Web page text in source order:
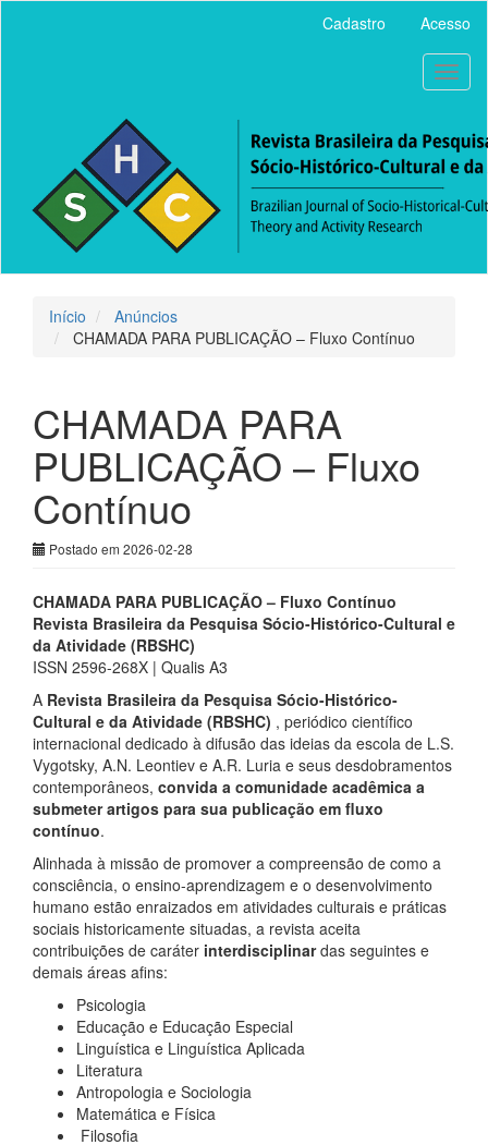
Navegação
Principal
Conteúdo
principal
Barra
Lateral
Cadastro Acesso
Início
Anúncios
CHAMADA PARA PUBLICAÇÃO – Fluxo Contínuo
CHAMADA PARA
PUBLICAÇÃO – Fluxo
Contínuo
Postado em 2026-02-28
CHAMADA PARA PUBLICAÇÃO – Fluxo Contínuo
Revista Brasileira da Pesquisa Sócio-Histórico-Cultural e
da Atividade (RBSHC)
ISSN 2596-268X | Qualis A3
A Revista Brasileira da Pesquisa Sócio-Histórico-
Cultural e da Atividade (RBSHC) , periódico científico
internacional dedicado à difusão das ideias da escola de L.S.
Vygotsky, A.N. Leontiev e A.R. Luria e seus desdobramentos
contemporâneos, convida a comunidade acadêmica a
submeter artigos para sua publicação em fluxo
contínuo.
Alinhada à missão de promover a compreensão de como a
consciência, o ensino-aprendizagem e o desenvolvimento
humano estão enraizados em atividades culturais e práticas
sociais historicamente situadas, a revista aceita
contribuições de caráter interdisciplinardas seguintes e
demais áreas afins:
Psicologia
Educação e Educação Especial
Linguística e Linguística Aplicada
Literatura
Antropologia e Sociologia
Matemática e Física
Filosofia